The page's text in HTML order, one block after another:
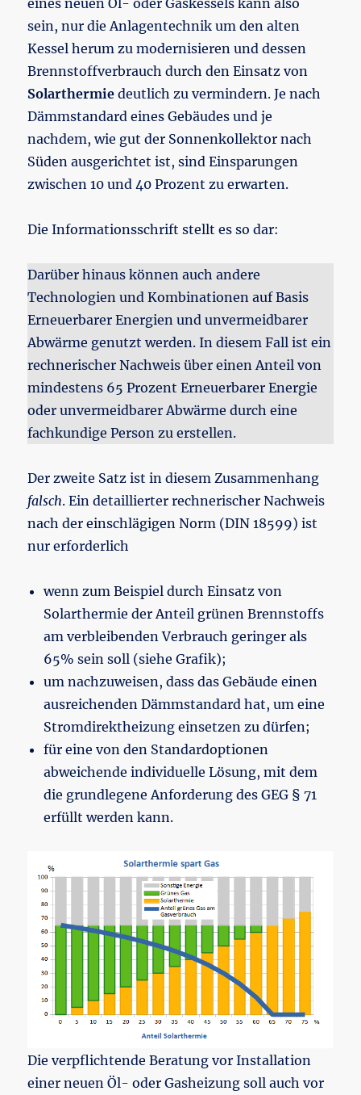
sein, nur die Anlagentechnik um den alten
Kessel herum zu modernisieren und dessen
Brennstoffverbrauch durch den Einsatz von
Solarthermie deutlich zu vermindern. Je nach
Dämmstandard eines Gebäudes und je
nachdem, wie gut der Sonnenkollektor nach
Süden ausgerichtet ist, sind Einsparungen
zwischen 10 und 40 Prozent zu erwarten.
Die Informationsschrift stellt es so dar:
Darüber hinaus können auch andere
Technologien und Kombinationen auf Basis
Erneuerbarer Energien und unvermeidbarer
Abwärme genutzt werden. In diesem Fall ist ein
rechnerischer Nachweis über einen Anteil von
mindestens 65 Prozent Erneuerbarer Energie
oder unvermeidbarer Abwärme durch eine
fachkundige Person zu erstellen.
Der zweite Satz ist in diesem Zusammenhang
falsch. Ein detaillierter rechnerischer Nachweis
nach der einschlägigen Norm (DIN 18599) ist
nur erforderlich
wenn zum Beispiel durch Einsatz von
Solarthermie der Anteil grünen Brennstoffs
am verbleibenden Verbrauch geringer als
65% sein soll (siehe Grafik);
um nachzuweisen, dass das Gebäude einen
ausreichenden Dämmstandard hat, um eine
Stromdirektheizung einsetzen zu dürfen;
für eine von den Standardoptionen
abweichende individuelle Lösung, mit dem
die grundlegene Anforderung des GEG § 71
erfüllt werden kann.
Die verpflichtende Beratung vor Installation
einer neuen Öl- oder Gasheizung soll auch vor